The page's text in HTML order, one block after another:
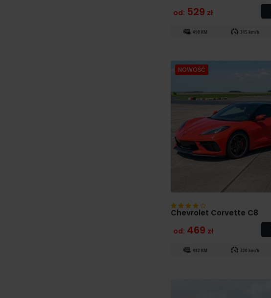
od: 529 zł
490 KM 315 km/h
NOWOŚĆ
Chevrolet Corvette C8
od: 469 zł
482 KM 320 km/h